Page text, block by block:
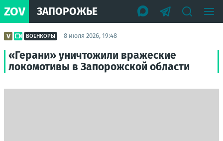
ZOV ЗАПОРОЖЬЕ
ВОЕНКОРЫ 8 июля 2026, 19:48
«Герани» уничтожили вражеские
локомотивы в Запорожской области